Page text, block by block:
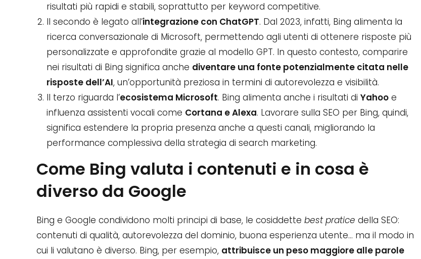
risultati più rapidi e stabili, soprattutto per keyword competitive.
Il secondo è legato all’integrazione con ChatGPT. Dal 2023, infatti, Bing alimenta la
ricerca conversazionale di Microsoft, permettendo agli utenti di ottenere risposte più
personalizzate e approfondite grazie al modello GPT. In questo contesto, comparire
nei risultati di Bing significa anche diventare una fonte potenzialmente citata nelle
risposte dell’AI, un’opportunità preziosa in termini di autorevolezza e visibilità.
Il terzo riguarda l’ecosistema Microsoft. Bing alimenta anche i risultati di Yahoo e
influenza assistenti vocali come Cortana e Alexa. Lavorare sulla SEO per Bing, quindi,
significa estendere la propria presenza anche a questi canali, migliorando la
performance complessiva della strategia di search marketing.
Come Bing valuta i contenuti e in cosa è
diverso da Google
Bing e Google condividono molti principi di base, le cosiddette best pratice della SEO:
contenuti di qualità, autorevolezza del dominio, buona esperienza utente… ma il modo in
cui li valutano è diverso. Bing, per esempio, attribuisce un peso maggiore alle parole